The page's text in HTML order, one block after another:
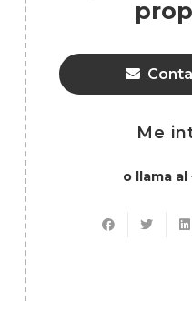
Me
o llama al